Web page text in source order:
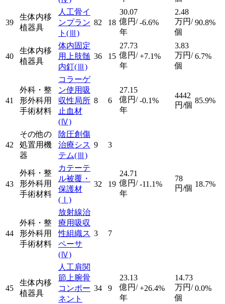
39
生体内移
植器具
人工骨イ
ンプラン
ト (Ⅲ)
82 18
30.07
億円/
年
-6.6%
2.48
万円/
個
90.8%
40
生体内移
植器具
体内固定
用上肢髄
内釘(Ⅲ)
36 15
27.73
億円/
年
+7.1%
3.83
万円/
個
6.7%
41
外科・整
形外科用
手術材料
コラーゲ
ン使用吸
収性局所
止血材
(Ⅳ)
8 6
27.15
億円/
年
-0.1%
4442
円/個
85.9%
42
その他の
処置用機
器
陰圧創傷
治療シス
テム(Ⅲ)
9 3
43
外科・整
形外科用
手術材料
カテーテ
ル被覆・
保護材
(Ⅰ)
32 19
24.71
億円/
年
-11.1%
78
円/個 18.7%
44
外科・整
形外科用
手術材料
放射線治
療用吸収
性組織ス
ペーサ
(Ⅳ)
3 7
45
生体内移
植器具
人工肩関
節上腕骨
コンポー
ネント
34 9
23.13
億円/
年
+26.4%
14.73
万円/
個
0.0%